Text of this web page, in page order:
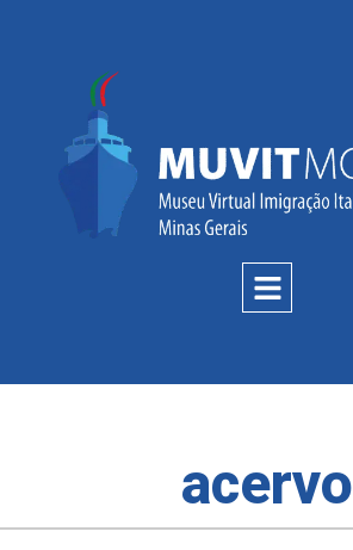
acervo